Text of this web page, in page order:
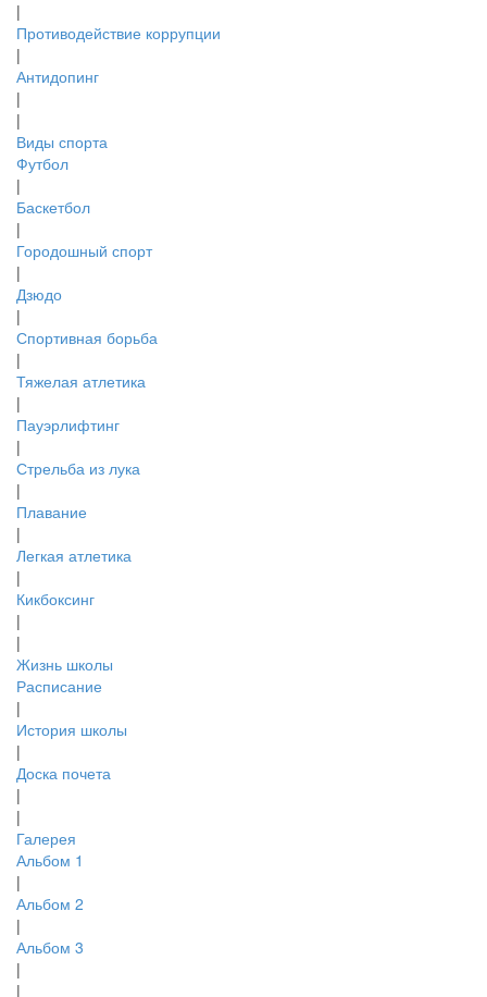
|
Противодействие коррупции
|
Антидопинг
|
|
Виды спорта
Футбол
|
Баскетбол
|
Городошный спорт
|
Дзюдо
|
Спортивная борьба
|
Тяжелая атлетика
|
Пауэрлифтинг
|
Стрельба из лука
|
Плавание
|
Легкая атлетика
|
Кикбоксинг
|
|
Жизнь школы
Расписание
|
История школы
|
Доска почета
|
|
Галерея
Альбом 1
|
Альбом 2
|
Альбом 3
|
|